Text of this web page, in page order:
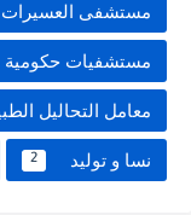
مستشفى العسيرات
مستشفيات حكومية
معامل التحاليل
نسا و توليد 2